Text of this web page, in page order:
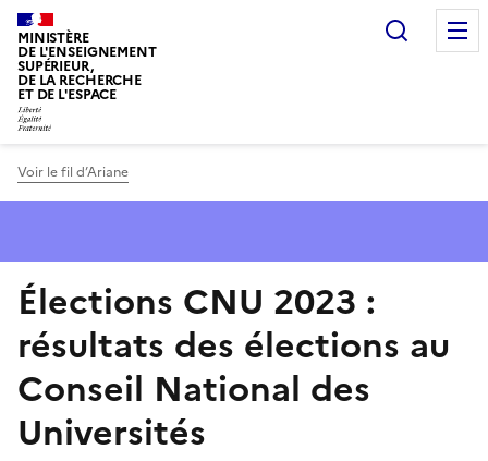
MINISTÈRE
DE L'ENSEIGNEMENT
SUPÉRIEUR,
DE LA RECHERCHE
ET DE L'ESPACE
Voir le fil d’Ariane
Élections CNU 2023 :
résultats des élections au
Conseil National des
Universités
Panneau de gestion des cookies